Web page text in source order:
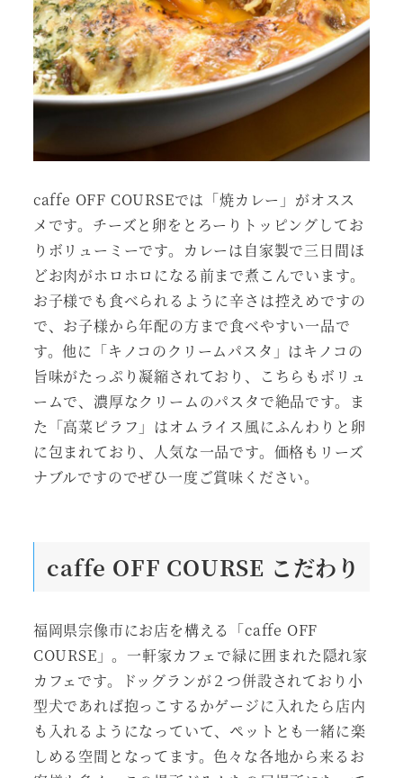
caffe OFF COURSEでは「焼カレー」がオスス
メです。チーズと卵をとろーりトッピングしてお
りボリューミーです。カレーは自家製で三日間ほ
どお肉がホロホロになる前まで煮こんでいます。
お子様でも食べられるように辛さは控えめですの
で、お子様から年配の方まで食べやすい一品で
す。他に「キノコのクリームパスタ」はキノコの
旨味がたっぷり凝縮されており、こちらもボリュ
ームで、濃厚なクリームのパスタで絶品です。ま
た「高菜ピラフ」はオムライス風にふんわりと卵
に包まれており、人気な一品です。価格もリーズ
ナブルですのでぜひ一度ご賞味ください。
caffe OFF COURSE こだわり
福岡県宗像市にお店を構える「caffe OFF
COURSE」。一軒家カフェで緑に囲まれた隠れ家
カフェです。ドッグランが２つ併設されており小
型犬であれば抱っこするかゲージに入れたら店内
も入れるようになっていて、ペットとも一緒に楽
しめる空間となってます。色々な各地から来るお